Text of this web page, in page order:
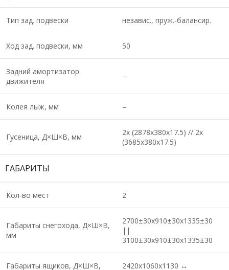
Тип зад. подвески независ., пруж.-балансир.
Ход зад. подвески, мм 50
Задний амортизатор
движителя
–
Колея лыж, мм –
Гусеница, Д×Ш×В, мм
2х (2878х380х17.5) // 2х
(3685х380х17.5)
ГАБАРИТЫ
Кол-во мест 2
Габариты снегохода, Д×Ш×В,
мм
2700±30х910±30х1335±30
||
3100±30х910±30х1335±30
Габариты ящиков, Д×Ш×В,
2420х1060х1130 ↔